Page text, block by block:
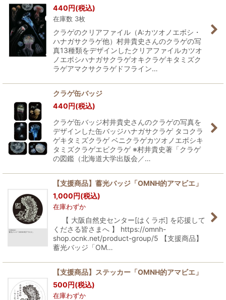
440円(税込)
在庫数 3枚
クラゲのクリアファイル（A:カツオノエボシ・
ハナガサクラゲ他）村井貴史さんのクラゲの写
真13種類をデザインしたクリアファイルカツオ
ノエボシハナガサクラゲオキクラゲキタミズク
ラゲアマクサクラゲドフライン…
クラゲ缶バッジ
440円(税込)
クラゲ缶バッジ村井貴史さんのクラゲの写真を
デザインした缶バッジハナガサクラゲ タコクラ
ゲキタミズクラゲ ベニクラゲカツオノエボシキ
タミズクラゲエビクラゲ ※村井貴史著「クラゲ
の図鑑（北海道大学出版会／…
【支援商品】蓄光バッジ「OMNH的アマビエ」
1,000円(税込)
在庫わずか
【 大阪自然史センター[はくラボ] を応援して
くださる皆さまへ 】 https://omnh-
shop.ocnk.net/product-group/5 【支援商品】
蓄光バッジ「OM…
【支援商品】ステッカー「OMNH的アマビエ」
500円(税込)
在庫わずか